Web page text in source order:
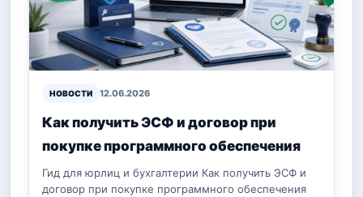
НОВОСТИ 12.06.2026
Как получить ЭСФ и договор при
покупке программного обеспечения
Гид для юрлиц и бухгалтерии Как получить ЭСФ и
договор при покупке программного обеспечения